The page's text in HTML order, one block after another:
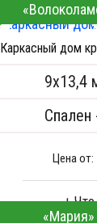
Доска сухая
Стропила,
Кровля
Сборка на
Металлические
ПОДРОБНЕЕ
Каркасный дом
9х13,4
Спален
Цена от:
«Мария»